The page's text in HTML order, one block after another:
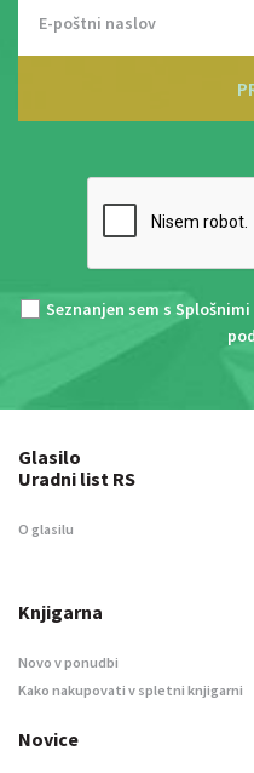
Seznanjen sem s
Glasilo
Uradni list RS
O glasilu
Knjigarna
Novo v ponudbi
Kako nakupovati v spletni knjigarni
Novice